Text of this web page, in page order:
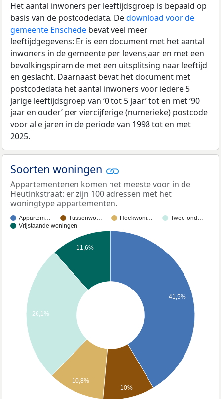
Het aantal inwoners per leeftijdsgroep is bepaald op
basis van de postcodedata. Dedownload voor de
gemeente Enschede bevat veel meer
leeftijdgegevens: Er is een document met het aantal
inwoners in de gemeente per levensjaar en met een
bevolkingspiramide met een uitsplitsing naar leeftijd
en geslacht. Daarnaast bevat het document met
postcodedata het aantal inwoners voor iedere 5
jarige leeftijdsgroep van ‘0 tot 5 jaar’ tot en met ‘90
jaar en ouder’ per viercijferige (numerieke) postcode
voor alle jaren in de periode van 1998 tot en met
2025.
Soorten woningen
Appartementenen komen het meeste voor in de
Heutinkstraat: er zijn 100 adressen met het
woningtype appartementen.
Appartem… Tussenwo… Hoekwoni…
Twee-ond…
Vrijstaande woningen
41,5%
11,6%
26,1%
10,8%
10%